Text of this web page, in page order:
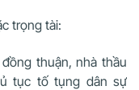
trọng tài:
thuận, nhà thầu
tục tố tụng dân sự